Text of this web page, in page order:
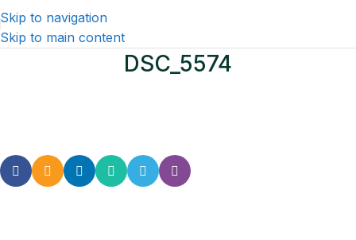
Skip to navigation
Skip to main content
DSC_5574